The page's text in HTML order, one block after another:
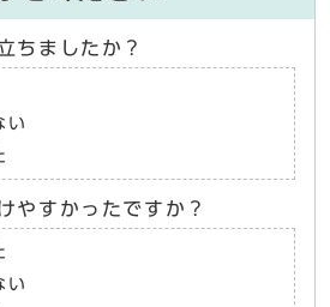
ちましたか？
い
やすかったですか？
い